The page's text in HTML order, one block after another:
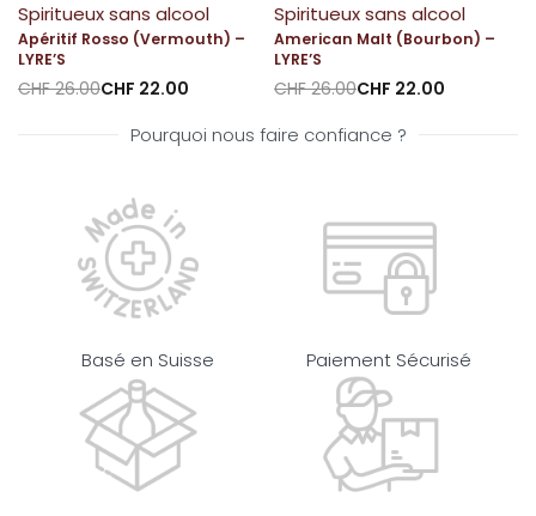
Spiritueux sans alcool
Apéritif Rosso (Vermouth) –
LYRE’S
CHF26.00CHF 22.00
Spiritueux sans alcool
American Malt (Bourbon) –
LYRE’S
CHF26.00CHF 22.00
Pourquoi nous faire confiance ?
Basé en Suisse Paiement Sécurisé